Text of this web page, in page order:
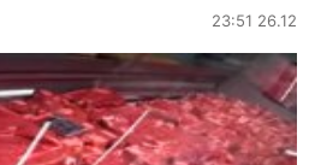
23:51 26.12